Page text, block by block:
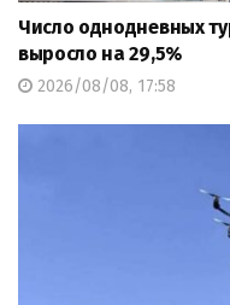
Число однодневных
выросло на 29,5%
2026/08/08, 17:58